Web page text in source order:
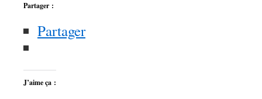
Partager :
Partager
J’aime ça :